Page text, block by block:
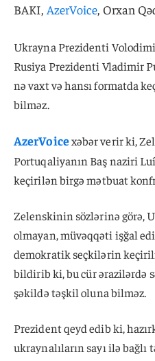
BAKI, AzerVoice, Orxan
Ukrayna Prezidenti
Rusiya Prezidenti Vladimir
nə vaxt və hansı formatda
bilməz.
AzerVoicexəbər verir ki,
Portuqaliyanın Baş naziri
keçirilən birgə mətbuat
Zelenskinin sözlərinə görə,
olmayan, müvəqqəti işğal
demokratik seçkilərin
bildirib ki, bu cür ərazilərdə
şəkildə təşkil oluna bilməz.
Prezident qeyd edib ki,
ukraynalıların sayı ilə